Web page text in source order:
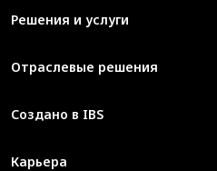
Решения и услуги
Отраслевые решения
Создано в IBS
Карьера